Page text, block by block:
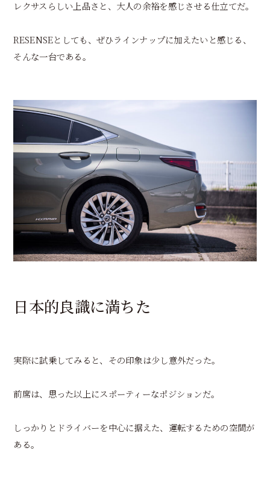
レクサスらしい上品さと、大人の余裕を感じさせる仕立てだ。
RESENSEとしても、ぜひラインナップに加えたいと感じる、
そんな一台である。
日本的良識に満ちた
実際に試乗してみると、その印象は少し意外だった。
前席は、思った以上にスポーティーなポジションだ。
しっかりとドライバーを中心に据えた、運転するための空間が
ある。